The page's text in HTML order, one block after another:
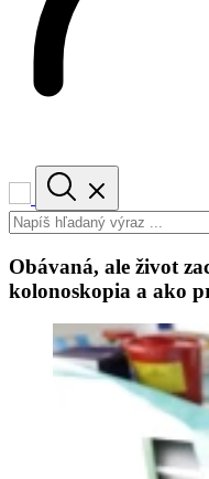
Obávaná, ale život
kolonoskopia a ako